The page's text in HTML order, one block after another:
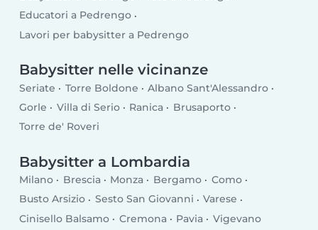
Educatori a Pedrengo
Lavori per babysitter a Pedrengo
Babysitter nelle vicinanze
Seriate Torre Boldone
Albano Sant'Alessandro
Gorle
Villa di Serio Ranica
Brusaporto
Torre de' Roveri
Babysitter a Lombardia
Milano Brescia Monza Bergamo
Como
Busto Arsizio
Sesto San Giovanni
Varese
Cinisello Balsamo
Cremona Pavia Vigevano